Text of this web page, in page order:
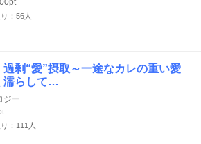
：56人
過剰“愛”摂取～一途なカレの重い愛
濡らして…
ジー
：111人